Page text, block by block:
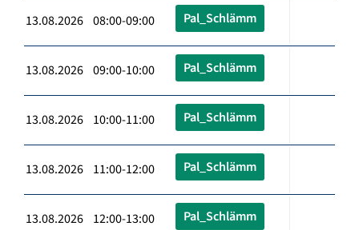
13.08.2026 08:00-09:00 Pal_Schlämm
13.08.2026 09:00-10:00 Pal_Schlämm
13.08.2026 10:00-11:00 Pal_Schlämm
13.08.2026 11:00-12:00 Pal_Schlämm
13.08.2026 12:00-13:00 Pal_Schlämm